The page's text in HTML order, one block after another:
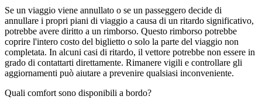
Se un viaggio viene annullato o se un passeggero decide di
annullare i propri piani di viaggio a causa di un ritardo significativo,
potrebbe avere diritto a un rimborso. Questo rimborso potrebbe
coprire l'intero costo del biglietto o solo la parte del viaggio non
completata. In alcuni casi di ritardo, il vettore potrebbe non essere in
grado di contattarti direttamente. Rimanere vigili e controllare gli
aggiornamenti può aiutare a prevenire qualsiasi inconveniente.
Quali comfort sono disponibili a bordo?